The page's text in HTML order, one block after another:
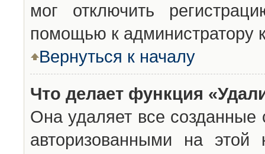
мог отключить
помощью к администратору
Вернуться к началу
Что делает функция
Она удаляет все созданные
авторизованными на